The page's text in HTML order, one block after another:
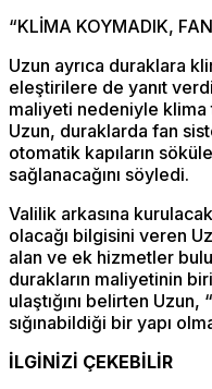
“KLİMA KOYMADIK,
Uzun ayrıca duraklara
eleştirilere de yanıt
maliyeti nedeniyle
Uzun, duraklarda fan
otomatik kapıların
sağlanacağını söyledi.
Valilik arkasına
olacağı bilgisini veren
alan ve ek hizmetler
durakların maliyetinin
ulaştığını belirten
sığınabildiği bir yapı
İLGİNİZİ ÇEKEBİLİR